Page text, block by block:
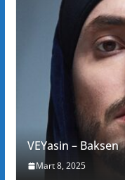
VEYasin – Baksen
Mart 8, 2025